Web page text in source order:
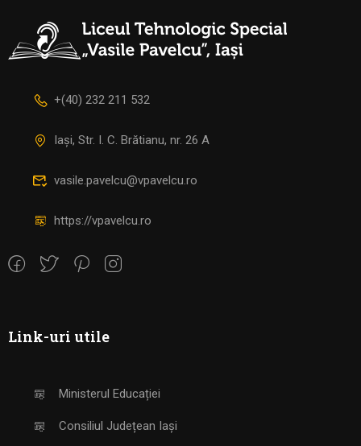
+(40) 232 211 532
Iași, Str. I. C. Brătianu, nr. 26 A
vasile.pavelcu@vpavelcu.ro
https://vpavelcu.ro
Link-uri utile
Ministerul Educației
Consiliul Județean Iași